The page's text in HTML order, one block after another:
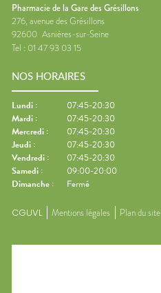
Pharmacie de la Gare des Grésillons
276, avenue des Grésillons
92600 Asnières-sur-Seine
Tel : 01 47 93 03 15
NOS HORAIRES
Lundi :
07:45-20:30
Mardi :
07:45-20:30
Mercredi :
07:45-20:30
Jeudi :
07:45-20:30
Vendredi :
07:45-20:30
Samedi :
09:00-20:00
Dimanche : Fermé
CGUVL Mentions légales Plan du site